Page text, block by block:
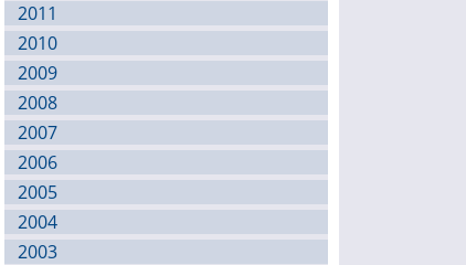
2011
2010
2009
2008
2007
2006
2005
2004
2003